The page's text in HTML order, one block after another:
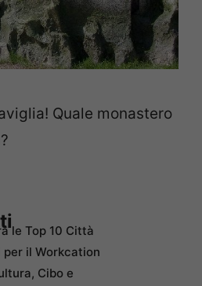
Quale monastero
le Top 10 Città
per il Workcation
Cibo e